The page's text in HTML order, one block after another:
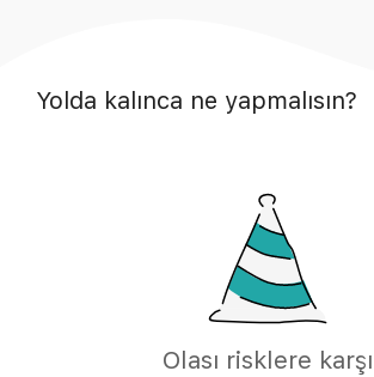
Yolda kalınca ne yapmalısın?
Olası risklere karşı